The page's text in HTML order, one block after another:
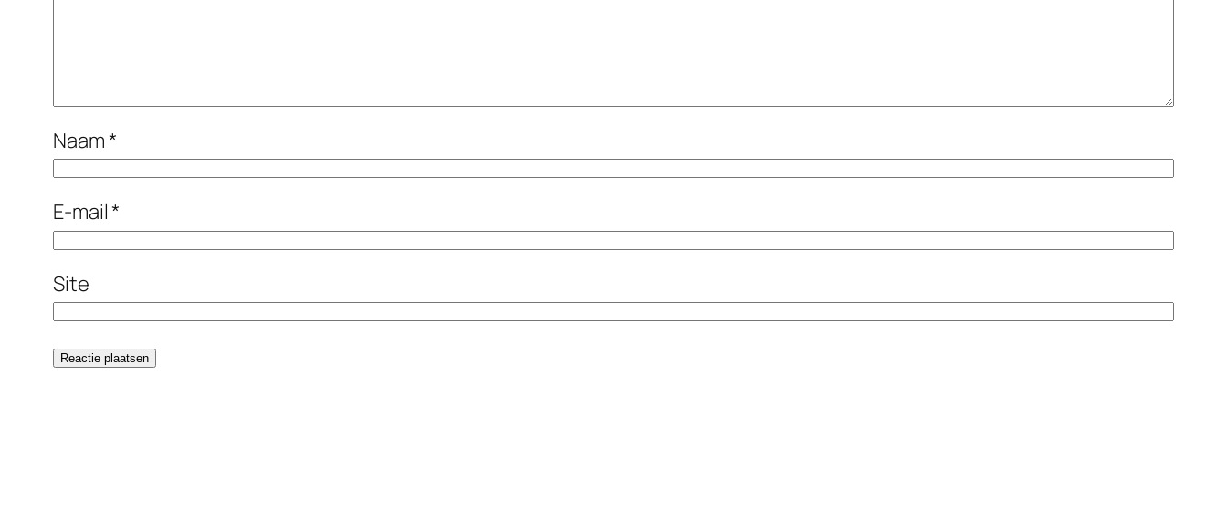
Naam*
E-mail*
Site